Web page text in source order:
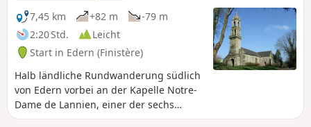
7,45 km
+82 m
-79 m
2:20 Std.
Leicht
Start in Edern (Finistère)
Halb ländliche Rundwanderung südlich
von Edern vorbei an der Kapelle Notre-
Dame de Lannien, einer der sechs
Kapellen der Gemeinde und der